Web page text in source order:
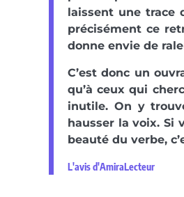
laissent une trace
précisément ce
donne envie de
C’est donc un
qu’à ceux qui
inutile. On y
hausser la voix. Si
beauté du verbe,
L'avis d'AmiraLecteur